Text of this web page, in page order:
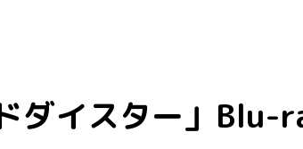
ダイスター」Blu-